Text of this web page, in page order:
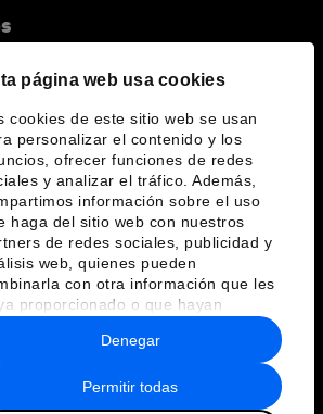
página web usa cookies
cookies de este sitio web se usan
personalizar el contenido y los
ofrecer funciones de redes
y analizar el tráfico. Además,
información sobre el uso
haga del sitio web con nuestros
de redes sociales, publicidad y
web, quienes pueden
con otra información que les
proporcionado o que hayan
a partir del uso que haya
de sus servicios.
Permitir todas
Denegar
el Foro
idiomas
privacidad y normas de uso
Sitemap